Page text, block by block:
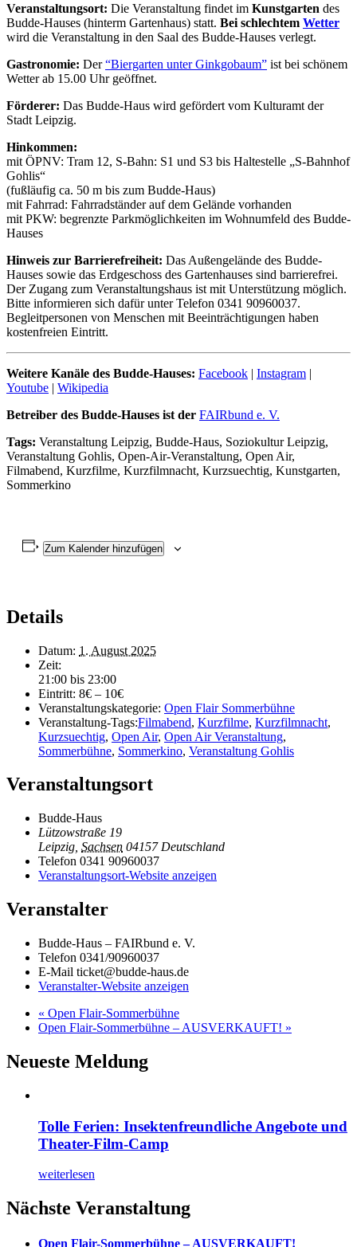
Veranstaltungsort: Die Veranstaltung findet im Kunstgarten des
Budde-Hauses (hinterm Gartenhaus) statt. Bei schlechtem Wetter
wird die Veranstaltung in den Saal des Budde-Hauses verlegt.
Gastronomie: Der“Biergarten unter Ginkgobaum” ist bei schönem
Wetter ab 15.00 Uhr geöffnet.
Förderer: Das Budde-Haus wird gefördert vom Kulturamt der
Stadt Leipzig.
Hinkommen:
mit ÖPNV: Tram 12, S-Bahn: S1 und S3 bis Haltestelle „S-Bahnhof
Gohlis“
(fußläufig ca. 50 m bis zum Budde-Haus)
mit Fahrrad: Fahrradständer auf dem Gelände vorhanden
mit PKW: begrenzte Parkmöglichkeiten im Wohnumfeld des Budde-
Hauses
Hinweis zur Barrierefreiheit: Das Außengelände des Budde-
Hauses sowie das Erdgeschoss des Gartenhauses sind barrierefrei.
Der Zugang zum Veranstaltungshaus ist mit Unterstützung möglich.
Bitte informieren sich dafür unter Telefon 0341 90960037.
Begleitpersonen von Menschen mit Beeinträchtigungen haben
kostenfreien Eintritt.
Weitere Kanäle des Budde-Hauses: Facebook | Instagram |
Youtube | Wikipedia
Betreiber des Budde-Hauses ist der FAIRbund e. V.
Tags: Veranstaltung Leipzig, Budde-Haus, Soziokultur Leipzig,
Veranstaltung Gohlis, Open-Air-Veranstaltung, Open Air,
Filmabend, Kurzfilme, Kurzfilmnacht, Kurzsuechtig, Kunstgarten,
Sommerkino
Zum Kalender hinzufügen
Details
Datum: 1. August 2025
Zeit:
21:00 bis 23:00
Eintritt: 8€ – 10€
Veranstaltungskategorie: Open Flair Sommerbühne
Veranstaltung-Tags:Filmabend, Kurzfilme, Kurzfilmnacht,
Kurzsuechtig, Open Air, Open Air Veranstaltung,
Sommerbühne, Sommerkino, Veranstaltung Gohlis
Veranstaltungsort
Budde-Haus
Lützowstraße 19
Leipzig Sachsen 04157 Deutschland
Telefon 0341 90960037
Veranstaltungsort-Website anzeigen
Veranstalter
Budde-Haus – FAIRbund e. V.
Telefon 0341/90960037
E-Mail ticket@budde-haus.de
Veranstalter-Website anzeigen
« Open Flair-Sommerbühne
Open Flair-Sommerbühne – AUSVERKAUFT! »
Neueste Meldung
Tolle Ferien: Insektenfreundliche Angebote und
Theater-Film-Camp
weiterlesen
Nächste Veranstaltung
Open Flair-Sommerbühne – AUSVERKAUFT!